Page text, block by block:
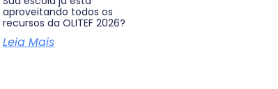
aproveitando todos os
recursos da OLITEF 2026?
Leia Mais